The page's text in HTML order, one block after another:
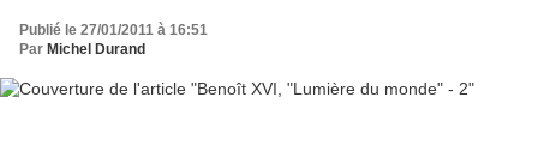
Publié le 27/01/2011 à 16:51
Par Michel Durand